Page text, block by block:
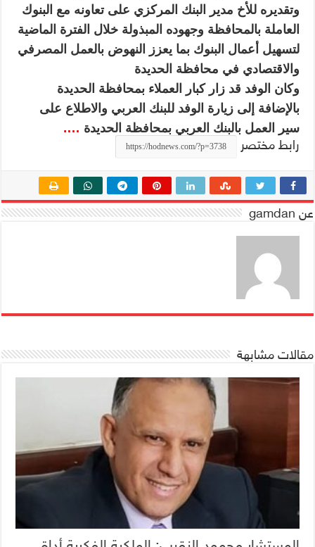
وتقديره للأخ مدير البنك المركزي على تعاونه مع البنوك
العاملة بالمحافظة وجهوده المبذولة خلال الفترة الماضية
لتسهيل أعمال البنوك بما يعزز النهوض بالعمل المصرفي
والاقتصادي في محافظة الحديدة
وكان الوفد قد زار كبار العملاء بمحافظة الحديدة
بالإضافة إلى زيارة الوفد للبنك العربي والاطلاع على
سير العمل بالبنك العربي بمحافظة الحديدة ….
رابط مختصر
عن gamdan
مقالات مشابهة